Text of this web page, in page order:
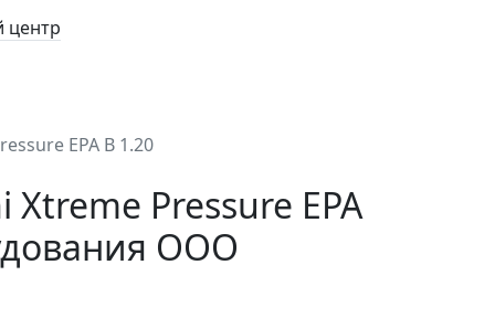
центр
EPA B 1.20
Pressure EPA
ООО